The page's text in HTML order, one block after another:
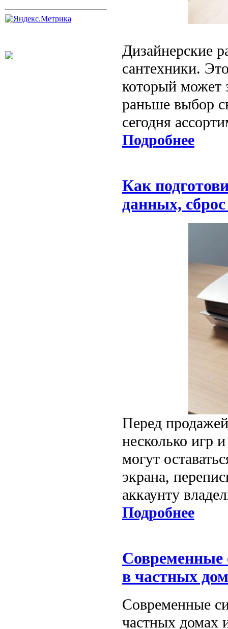
Дизайнерские
сантехники.
который может
раньше выбор
сегодня
Подробнее
Как
данных,
Перед
несколько игр
могут
экрана,
аккаунту
Подробнее
Современные
в частных
Современные
частных домах